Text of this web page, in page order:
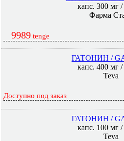
капс. 300 мг
Фарма
9989 tenge
ГАТОНИН /
капс. 400 мг
Teva
Доступно под заказ
ГАТОНИН /
капс. 100 мг
Teva